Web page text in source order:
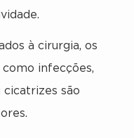
à cirurgia, os
infecções,
cicatrizes são